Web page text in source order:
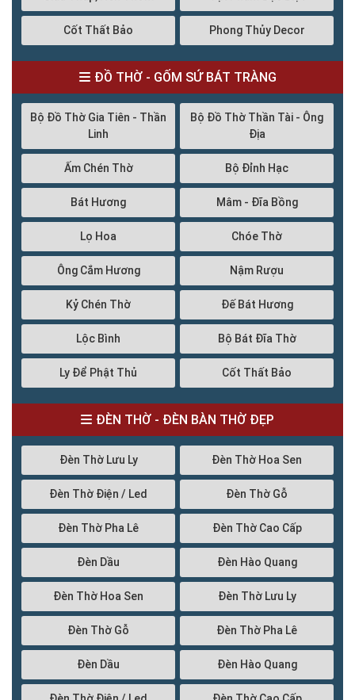
Cốt Thất Bảo Phong Thủy Decor
ĐỒ THỜ - GỐM SỨ BÁT TRÀNG
Bộ Đồ Thờ Gia Tiên - Thần
Linh
Bộ Đồ Thờ Thần Tài - Ông
Địa
Ấm Chén Thờ Bộ Đỉnh Hạc
Bát Hương Mâm - Đĩa Bồng
Lọ Hoa Chóe Thờ
Ông Cắm Hương Nậm Rượu
Kỷ Chén Thờ Đế Bát Hương
Lộc Bình Bộ Bát Đĩa Thờ
Ly Để Phật Thủ Cốt Thất Bảo
ĐÈN THỜ - ĐÈN BÀN THỜ ĐẸP
Đèn Thờ Lưu Ly Đèn Thờ Hoa Sen
Đèn Thờ Điện / Led Đèn Thờ Gỗ
Đèn Thờ Pha Lê Đèn Thờ Cao Cấp
Đèn Dầu Đèn Hào Quang
Đèn Thờ Hoa Sen Đèn Thờ Lưu Ly
Đèn Thờ Gỗ Đèn Thờ Pha Lê
Đèn Dầu Đèn Hào Quang